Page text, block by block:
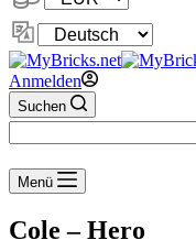
Sprache
ändern
Anmelden
Suchen
Keine
Ergebnisse
Menü
Cole – Hero